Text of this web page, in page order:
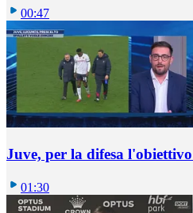
00:47
Juve, per la difesa
01:30